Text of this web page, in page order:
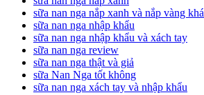
sữa nan nga nắp xanh và nắp vàng
sữa nan nga nhập khẩu
sữa nan nga nhập khẩu và xách tay
sữa nan nga review
sữa nan nga thật và giả
sữa Nan Nga tốt không
sữa nan nga xách tay và nhập khẩu